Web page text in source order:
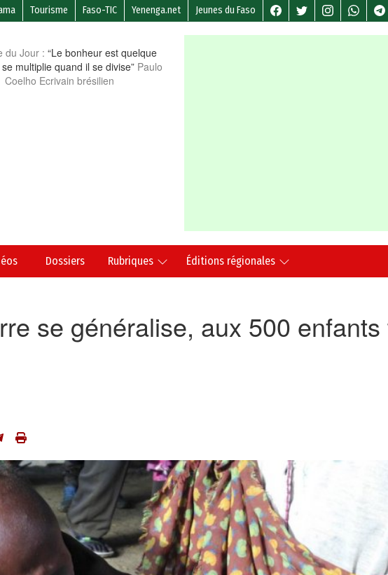
Tourisme Faso-TIC Yenenga.net Jeunes du Faso
du Jour : “Le bonheur est quelque
multiplie quand il se divise” Paulo
Coelho Ecrivain brésilien
Dossiers Rubriques Éditions régionales
se généralise, aux 500 enfants